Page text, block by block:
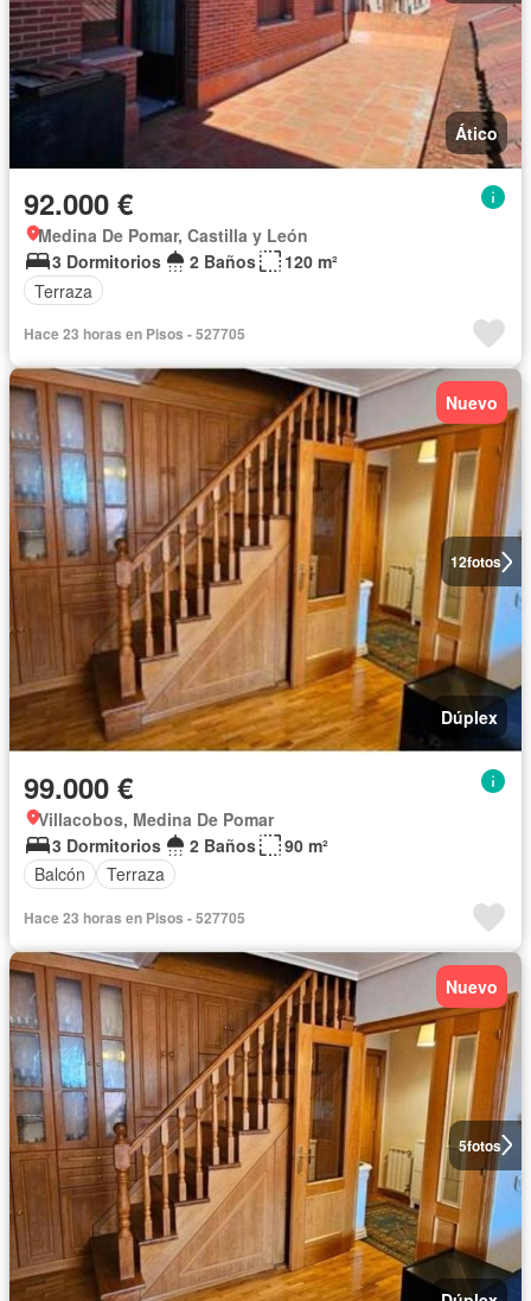
Ático
92.000 €
Medina De Pomar, Castilla y León
3 Dormitorios
2 Baños
120 m²
Terraza
Hace 23 horas en Pisos - 527705
12fotos
Nuevo
Dúplex
99.000 €
Villacobos, Medina De Pomar
3 Dormitorios
2 Baños
90 m²
Balcón
Terraza
Hace 23 horas en Pisos - 527705
5fotos
Nuevo